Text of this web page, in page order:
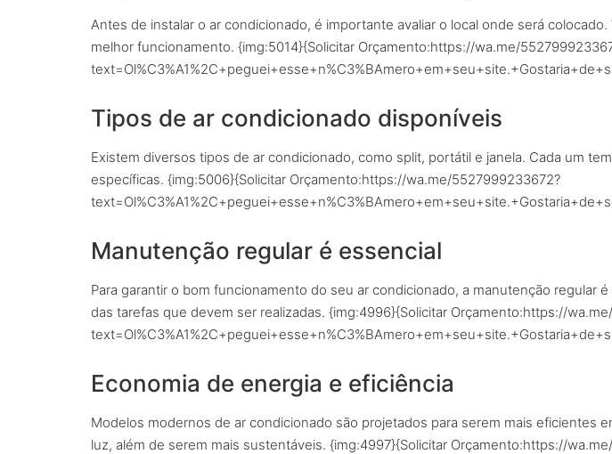
Antes de instalar o ar condicionado, é importante avaliar o local onde será
melhor funcionamento. {img:5014}{Solicitar Orçamento:https://wa.me/
Tipos de ar condicionado disponíveis
Existem diversos tipos de ar condicionado, como split, portátil e janela. Cada um
específicas. {img:5006}{Solicitar Orçamento:https://wa.me/5527999233672?
Manutenção regular é essencial
Para garantir o bom funcionamento do seu ar condicionado, a manutenção
das tarefas que devem ser realizadas. {img:4996}{Solicitar Orçamento:https://
Economia de energia e eficiência
Modelos modernos de ar condicionado são projetados para serem mais
luz, além de serem mais sustentáveis. {img:4997}{Solicitar Orçamento:https://